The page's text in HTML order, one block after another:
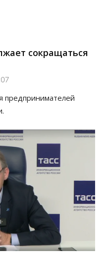
сокращаться
предпринимателей